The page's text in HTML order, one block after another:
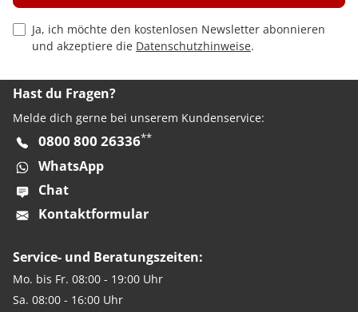
Privacy Policy Checkbox
Ja, ich möchte den kostenlosen Newsletter abonnieren
und akzeptiere die Datenschutzhinweise.
Hast du Fragen?
Melde dich gerne bei unserem Kundenservice:
0800 800 26336**
WhatsApp
Chat
Kontaktformular
Service- und Beratungszeiten:
Mo. bis Fr. 08:00 - 19:00 Uhr
Sa. 08:00 - 16:00 Uhr